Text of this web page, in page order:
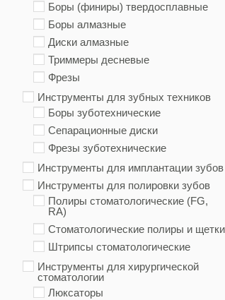
Боры (финиры) твердосплавные
Боры алмазные
Диски алмазные
Триммеры десневые
Фрезы
Инструменты для зубных техников
Боры зуботехнические
Сепарационные диски
Фрезы зуботехнические
Инструменты для имплантации зубов
Инструменты для полировки зубов
Полиры стоматологические (FG,
RA)
Стоматологические полиры и щетки
Штрипсы стоматологические
Инструменты для хирургической
стоматологии
Люксаторы